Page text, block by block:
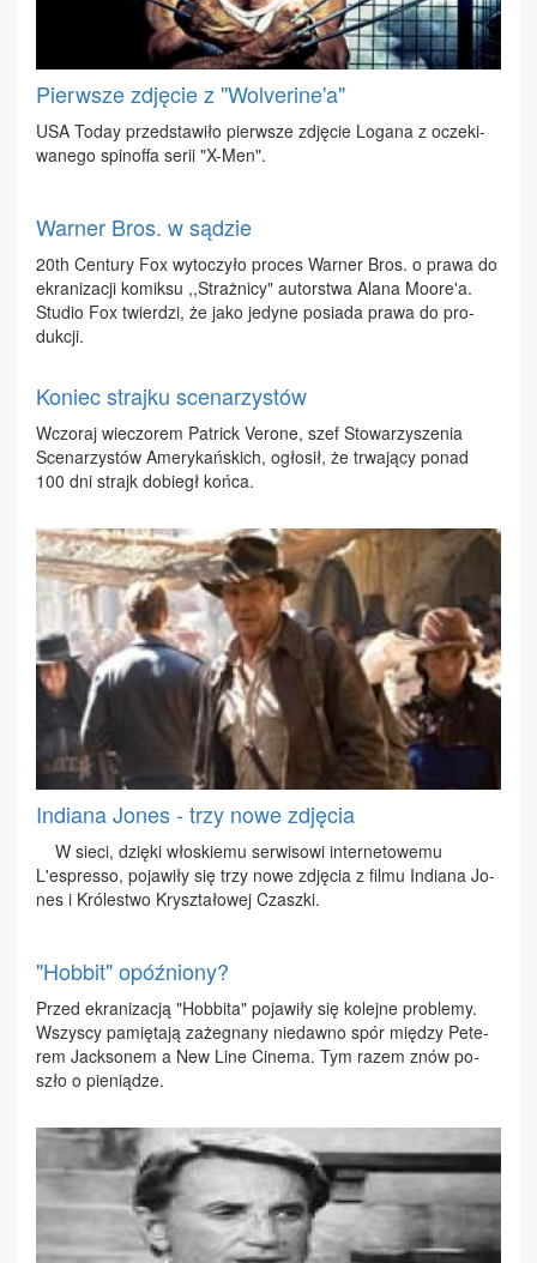
Pierwsze zdjęcie z "Wolverine'a"
USA To­day przed­sta­wi­ło pierw­sze zdję­cie Lo­ga­na z ocze­ki­
wa­ne­go spi­nof­fa se­rii "X-Men".
Warner Bros. w sądzie
20th Cen­tu­ry Fox wy­to­czy­ło pro­ces War­ner Bros. o pra­wa do
ekra­ni­za­cji ko­mik­su ,,Straż­ni­cy" au­tor­stwa Ala­na Mo­ore'a.
Stu­dio Fox twier­dzi, że ja­ko je­dy­ne po­sia­da pra­wa do pro­
duk­cji.
Koniec strajku scenarzystów
Wczo­raj wie­czo­rem Pa­trick Ve­ro­ne, szef Sto­wa­rzy­sze­nia
Sce­na­rzy­stów Ame­ry­kań­skich, ogło­sił, że trwa­ją­cy po­nad
100 dni strajk do­biegł koń­ca.
Indiana Jones - trzy nowe zdjęcia
W sie­ci, dzię­ki wło­skie­mu ser­wi­so­wi in­ter­ne­to­we­mu
L'espres­so, po­ja­wi­ły się trzy no­we zdję­cia z fil­mu In­dia­na Jo­
nes i Kró­le­stwo Krysz­ta­ło­wej Czasz­ki.
"Hobbit" opóźniony?
Przed ekra­ni­za­cją "Hob­bi­ta" po­ja­wi­ły się ko­lej­ne pro­ble­my.
Wszy­scy pa­mię­ta­ją za­że­gna­ny nie­daw­no spór mię­dzy Pe­te­
rem Jack­so­nem a New Li­ne Ci­ne­ma. Tym ra­zem znów po­
szło o pie­nią­dze.